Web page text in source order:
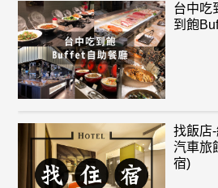
台中吃
到飽
找飯店
汽車旅
宿)